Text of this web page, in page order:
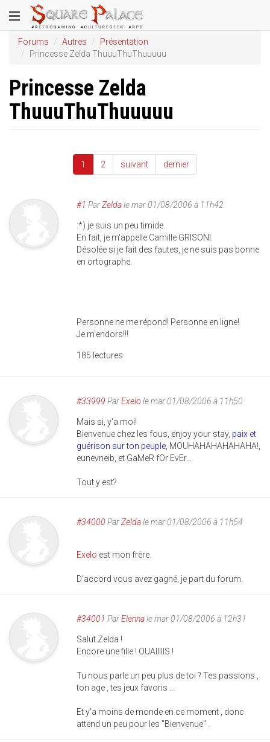
au
contenu
principal
Toggle
navigation
Forums Autres
Présentation
Princesse Zelda ThuuuThuThuuuuu
Princesse Zelda
ThuuuThuThuuuuu
1 2 suivant dernier
#1 ParZeldalemar 01/08/2006 à 11h42
:*) je suis un peu timide.
En fait, je m'appelle Camille GRISONI.
Désolée si je fait des fautes, je ne suis pas bonne
en ortographe.
Personne ne me répond! Personne en ligne!
Je m'endors!!!
185 lectures
#33999 ParExelo le mar 01/08/2006 à 11h50
Mais si, y'a moi!
Bienvenue chez les fous, enjoy your stay, paix et
guérison sur ton peuple , MOUHAHAHAHAHAHA!,
eunevneib, et GaMeR fOr EvEr...
Tout y est?
#34000 ParZeldale mar 01/08/2006 à 11h54
Exelo est mon frère.
D'accord vous avez gagné, je part du forum.
#34001 ParElennale mar 01/08/2006 à 12h31
Salut Zelda !
Encore une fille ! OUAIIIIIS !
Tu nous parle un peu plus de toi ? Tes passions ,
ton age , tes jeux favoris ...
Et y'a moins de monde en ce moment , donc
attend un peu pour les "Bienvenue" .